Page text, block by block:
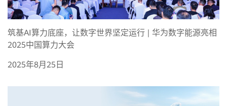
筑基AI算力底座，让数字世界坚定运行 | 华为数字能源亮相
2025中国算力大会
2025年8月25日